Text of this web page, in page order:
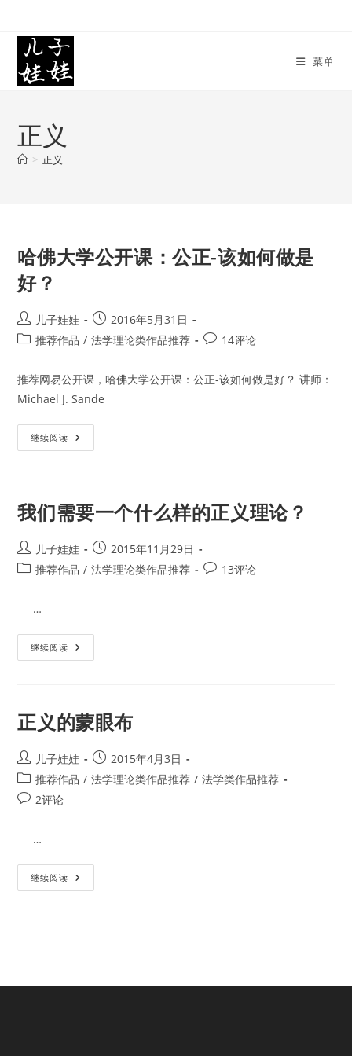
content
菜单
正义
> 正义
哈佛大学公开课：公正-该如何做是
好？
Post
author:
儿子娃娃
Post
published:
2016年5月31日
Post推荐作品 / 法学理论类作品推荐
Post14评论
推荐网易公开课，哈佛大学公开课：公正-该如何做是好？ 讲师：
Michael J. Sande
继续阅读 哈
佛
课：
公
正-
如
何
做
是
我们需要一个什么样的正义理论？
Post
author:
儿子娃娃
Post
published:
2015年11月29日
Post推荐作品 / 法学理论类作品推荐
Post13评论
…
继续阅读 我
们
什
么
样
正
义
理
论？
正义的蒙眼布
Post
author:
儿子娃娃
Post
published:
2015年4月3日
Post
category:
推荐作品 / 法学理论类作品推荐 / 法学类作品推荐
Post2评论
…
继续阅读 正
义